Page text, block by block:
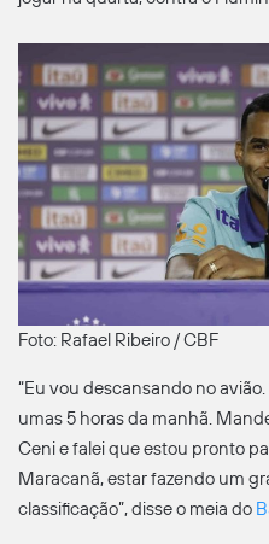
Foto: Rafael Ribeiro / CBF
“Eu vou descansando no
umas 5 horas da manhã.
Ceni e falei que estou pronto
Maracanã, estar fazendo um
classificação”, disse o meia do